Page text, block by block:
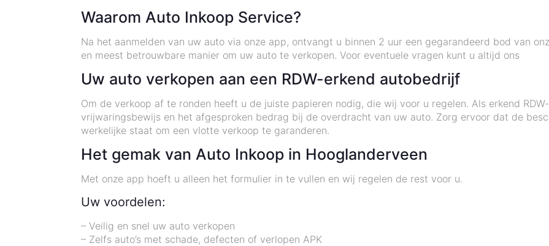
Waarom Auto Inkoop Service?
Na het aanmelden van uw auto via onze app, ontvangt u binnen 2 uur een gegarandeerd bod van
en meest betrouwbare manier om uw auto te verkopen. Voor eventuele vragen kunt u altijd ons
Uw auto verkopen aan een RDW-erkend autobedrijf
Om de verkoop af te ronden heeft u de juiste papieren nodig, die wij voor u regelen. Als erkend
vrijwaringsbewijs en het afgesproken bedrag bij de overdracht van uw auto. Zorg ervoor dat de
werkelijke staat om een vlotte verkoop te garanderen.
Het gemak van Auto Inkoop in Hooglanderveen
Met onze app hoeft u alleen het formulier in te vullen en wij regelen de rest voor u.
Uw voordelen:
– Veilig en snel uw auto verkopen
– Zelfs auto’s met schade, defecten of verlopen APK